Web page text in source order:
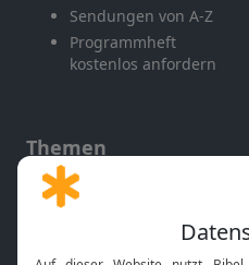
Sendungen von A-Z
Programmheft
kostenlos anfordern
Themen
Gott und Bibel erklärt